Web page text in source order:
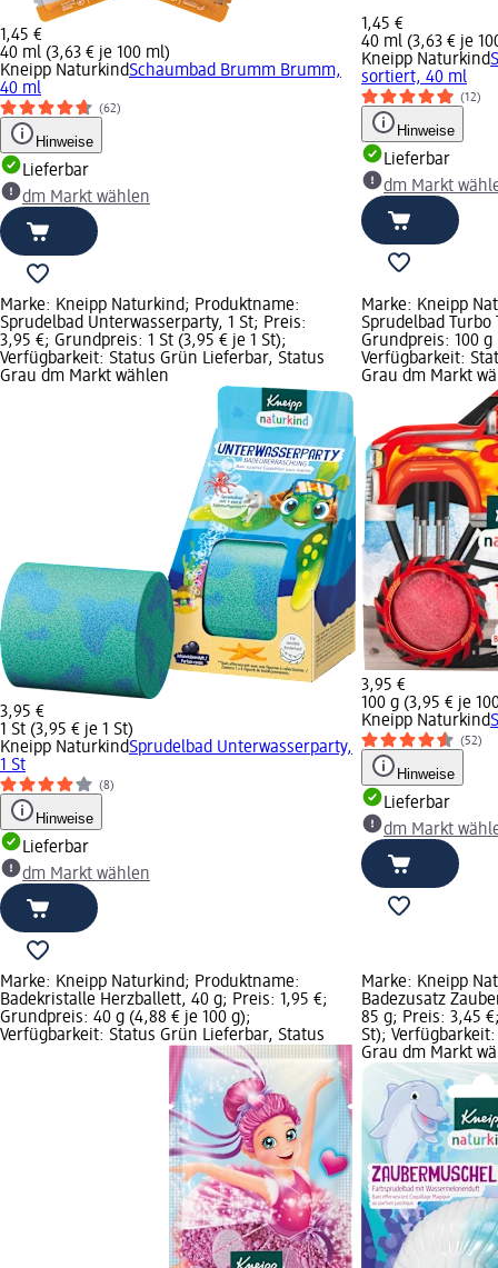
1,45 €
40 ml (3,63 € je 100 ml)
Kneipp NaturkindSchaumbad Brumm Brumm,
40 ml
(62)
Hinweise
Lieferbar
dm Markt wählen
1,45 €
40 ml (3,63 € je
Kneipp Naturkind
sortiert, 40 ml
(12)
Hinweise
Lieferbar
dm Markt
Marke: Kneipp Naturkind; Produktname:
Sprudelbad Unterwasserparty, 1 St; Preis:
3,95 €; Grundpreis: 1 St (3,95 € je 1 St);
Verfügbarkeit: Status Grün Lieferbar, Status
Grau dm Markt wählen
3,95 €
1 St (3,95 € je 1 St)
Kneipp NaturkindSprudelbad Unterwasserparty,
1 St
(8)
Hinweise
Lieferbar
dm Markt wählen
Marke: Kneipp
Sprudelbad Turbo
Grundpreis: 100 g
Verfügbarkeit:
Grau dm Markt
3,95 €
100 g (3,95 € je
Kneipp Naturkind
(52)
Hinweise
Lieferbar
dm Markt
Marke: Kneipp Naturkind; Produktname:
Badekristalle Herzballett, 40 g; Preis: 1,95 €;
Grundpreis: 40 g (4,88 € je 100 g);
Verfügbarkeit: Status Grün Lieferbar, Status
Marke: Kneipp
Badezusatz
85 g; Preis: 3,45
St);
Grau dm Markt